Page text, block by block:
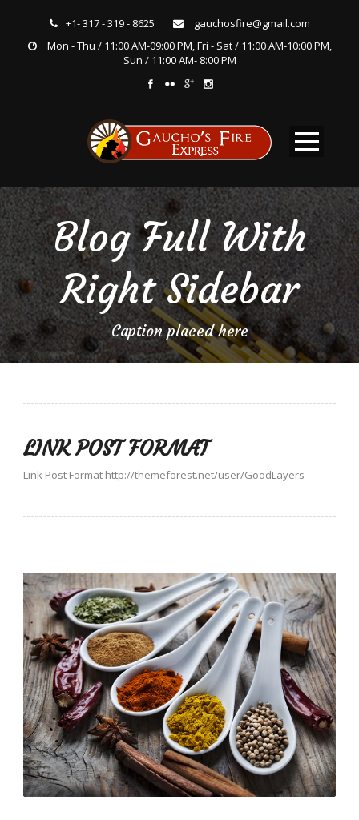
+1- 317 - 319 - 8625
gauchosfire@gmail.com
Mon - Thu / 11:00 AM-09:00 PM, Fri - Sat / 11:00 AM-10:00 PM,
Sun / 11:00 AM- 8:00 PM
Blog Full With
Right Sidebar
Caption placed here
LINK POST FORMAT
Link Post Format http://themeforest.net/user/GoodLayers